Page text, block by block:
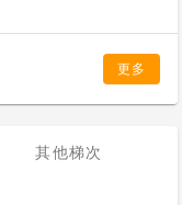
更多
其他梯次